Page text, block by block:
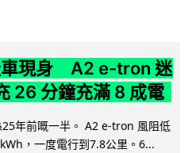
車現身 A2 e-tron 迷
26 分鐘充滿 8 成電
年前嘅一半。 A2 e-tron 風阻低
，一度電行到7.8公里。6...